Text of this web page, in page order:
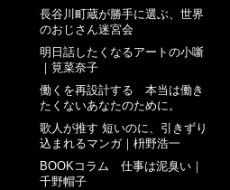
長谷川町蔵が勝手に選ぶ、世界
のおじさん迷宮会
明日話したくなるアートの小噺
｜筧菜奈子
働くを再設計する 本当は働き
たくないあなたのために。
歌人が推す 短いのに、引きずり
込まれるマンガ｜枡野浩一
BOOKコラム 仕事は泥臭い｜
千野帽子